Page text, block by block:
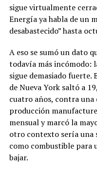
sigue virtualmente
Energía ya habla de un
desabastecido” hasta
A eso se sumó un dato
todavía más incómodo:
sigue demasiado
de Nueva York saltó a
cuatro años, contra una
producción
mensual y marcó la
otro contexto sería una
como combustible para
bajar.